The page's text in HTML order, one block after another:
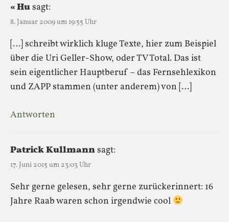
« Husagt:
8. Januar 2009 um 19:55 Uhr
[…] schreibt wirklich kluge Texte, hier zum Beispiel
über die Uri Geller-Show, oder TV Total. Das ist
sein eigentlicher Hauptberuf – das Fernsehlexikon
und ZAPP stammen (unter anderem) von […]
Antworten
Patrick Kullmannsagt:
17. Juni 2015 um 23:03 Uhr
Sehr gerne gelesen, sehr gerne zurückerinnert: 16
Jahre Raab waren schon irgendwie cool